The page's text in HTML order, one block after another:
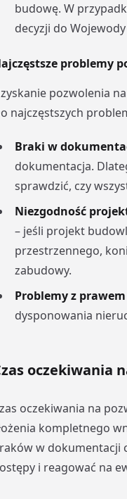
budowę. W
decyzji do
problemy
pozwolenia
najczęstszych
Braki w
dokumentacja.
sprawdzić, czy
Niezgodność
– jeśli projekt
przestrzennego,
zabudowy.
Problemy z prawem
dysponowania
oczekiwania
oczekiwania na
kompletnego
w dokumentacji
i reagować na